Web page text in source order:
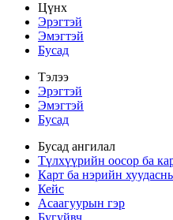
Цүнх
Эрэгтэй
Эмэгтэй
Бусад
Тэлээ
Эрэгтэй
Эмэгтэй
Бусад
Бусад ангилал
Түлхүүрийн оосор ба
Карт ба нэрийн
Кейс
Асаагуурын гэр
Бугуйвч